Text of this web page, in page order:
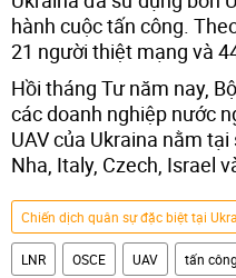
hành cuộc tấn công.
21 người thiệt mạng và
Hồi tháng Tư năm nay,
các doanh nghiệp nước
UAV của Ukraina nằm
Nha, Italy, Czech, Israel
Chiến dịch quân sự đặc biệt tại
LNR OSCE UAV tấn công